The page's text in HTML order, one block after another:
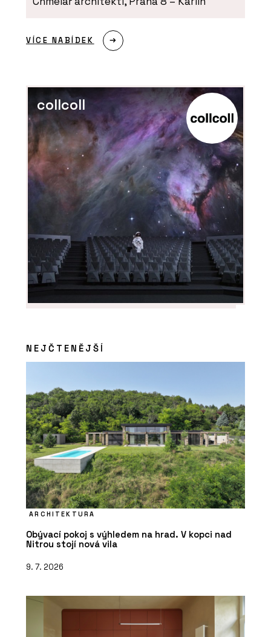
PRODUKTY
Konfigurátor skla - AGC Glass Europe
PRODUKTY
Dekorativní skla - AGC Glass Europe
VÍCE NABÍDEK
collcoll
NEJČTENĚJŠÍ
ARCHITEKTURA
Obývací pokoj s výhledem na hrad. V kopci nad
Nitrou stojí nová vila
9. 7. 2026